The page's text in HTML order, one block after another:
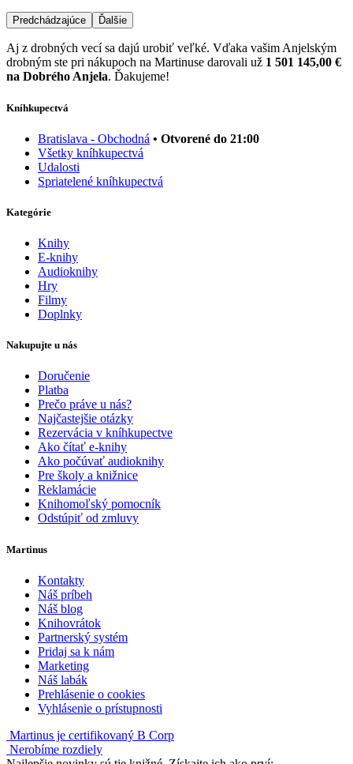
Predchádzajúce Ďalšie
Aj z drobných vecí sa dajú urobiť veľké. Vďaka vašim Anjelským
drobným ste pri nákupoch na Martinuse darovali už 1 501 145,00 €
na Dobrého Anjela. Ďakujeme!
Kníhkupectvá
Bratislava - Obchodná • Otvorené do 21:00
Všetky kníhkupectvá
Udalosti
Spriatelené kníhkupectvá
Kategórie
Knihy
E-knihy
Audioknihy
Hry
Filmy
Doplnky
Nakupujte u nás
Doručenie
Platba
Prečo práve u nás?
Najčastejšie otázky
Rezervácia v kníhkupectve
Ako čítať e-knihy
Ako počúvať audioknihy
Pre školy a knižnice
Reklamácie
Knihomoľský pomocník
Odstúpiť od zmluvy
Martinus
Kontakty
Náš príbeh
Náš blog
Knihovrátok
Partnerský systém
Pridaj sa k nám
Marketing
Náš labák
Prehlásenie o cookies
Vyhlásenie o prístupnosti
Martinus je certifikovaný B Corp
Nerobíme rozdiely